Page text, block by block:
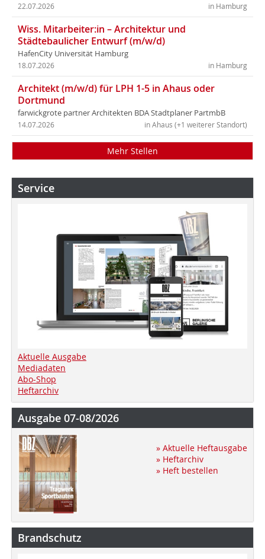
in Hamburg
22.07.2026
Wiss. Mitarbeiter:in – Architektur und
Städtebaulicher Entwurf (m/w/d)
HafenCity Universität Hamburg
in Hamburg
18.07.2026
Architekt (m/w/d) für LPH 1-5 in Ahaus oder
Dortmund
farwickgrote partner Architekten BDA Stadtplaner PartmbB
in Ahaus (+1 weiterer Standort)
14.07.2026
Mehr Stellen
Service
Aktuelle Ausgabe
Mediadaten
Abo-Shop
Heftarchiv
Ausgabe 07-08/2026
» Aktuelle Heftausgabe
» Heftarchiv
» Heft bestellen
Brandschutz